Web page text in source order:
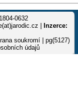
0632
|
Inzerce:
soukromí | pg(5127)
údajů